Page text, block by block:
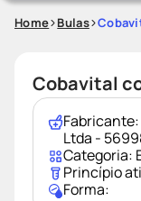
2º
medley
4º
shampoo
5º
tadalafila
lenço
ozivy
protetor solar
Home Bulas
Cobavital
Fabricante:
Ltda -
Categoria:
Princípio
Forma: